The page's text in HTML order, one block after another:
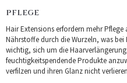
PFLEGE
Hair Extensions erfordern mehr Pflege
Nährstoffe durch die Wurzeln, was
wichtig, sich um die
feuchtigkeitspendende Produkte
verfilzen und ihren Glanz nicht